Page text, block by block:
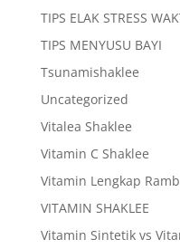
TIPS ELAK STRESS
TIPS MENYUSU BAYI
Tsunamishaklee
Uncategorized
Vitalea Shaklee
Vitamin C Shaklee
Vitamin Lengkap
VITAMIN SHAKLEE
Vitamin Sintetik vs